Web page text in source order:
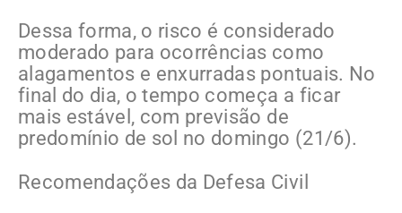
Dessa forma, o risco é considerado
moderado para ocorrências como
alagamentos e enxurradas pontuais. No
final do dia, o tempo começa a ficar
mais estável, com previsão de
predomínio de sol no domingo (21/6).
Recomendações da Defesa Civil